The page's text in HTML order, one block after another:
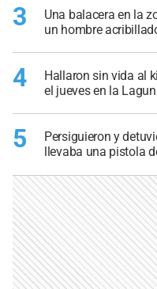
3
Una balacera en la
un hombre
4
Hallaron sin vida al
el jueves en la
5
Persiguieron y
llevaba una pistola